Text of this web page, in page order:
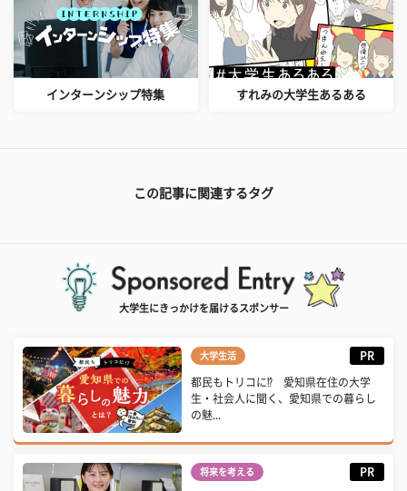
インターンシップ特集 すれみの大学生あるある
この記事に関連するタグ
大学生にきっかけを届けるスポンサー
大学生活 PR
都民もトリコに⁉ 愛知県在住の大学
生・社会人に聞く、愛知県での暮らし
の魅...
将来を考える PR